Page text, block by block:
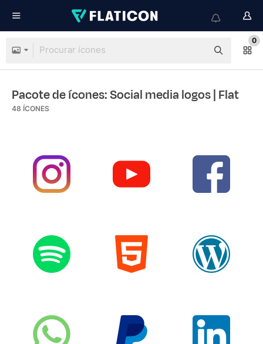
0
Pacote de ícones: Social media logos| Flat
48 ÍCONES